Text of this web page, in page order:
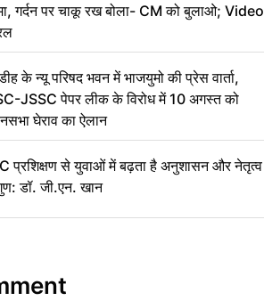
गर्दन पर चाकू रख बोला- CM को बुलाओ; Video
के न्यू परिषद भवन में भाजयुमो की प्रेस वार्ता,
JSSC पेपर लीक के विरोध में 10 अगस्त को
घेराव का ऐलान
प्रशिक्षण से युवाओं में बढ़ता है अनुशासन और नेतृत्व
डॉ. जी.एन. खान